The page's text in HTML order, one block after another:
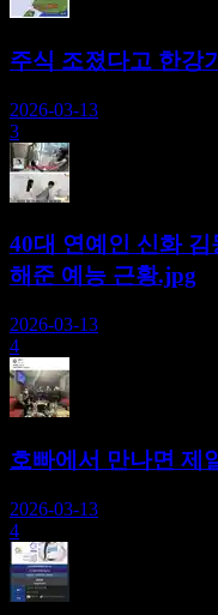
주식 조졌다고 한강
2026-03-13
3
40대 연예인 신화
해준 예능 근황.jpg
2026-03-13
4
호빠에서 만나면 제
2026-03-13
4